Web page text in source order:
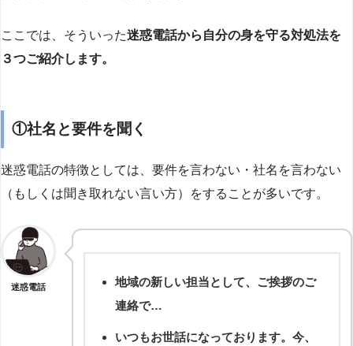
ここでは、そういった迷惑電話から自分の身を守る対処法を
３つご紹介します。
①社名と要件を聞く
迷惑電話の特徴としては、要件を言わない・社名を言わない
（もしくは聞き取れない言い方）をすることが多いです。
迷惑電話
地域の新しい担当として、ご挨拶のご
連絡で…
いつもお世話になっております。今、